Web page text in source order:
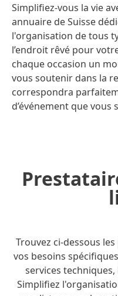
Simplifiez-vous la vie
annuaire de Suisse
l'organisation de tous
l’endroit rêvé pour
chaque occasion un
vous soutenir dans la
correspondra
d’événement que vous
Trouvez ci-dessous
vos besoins
services
Simplifiez